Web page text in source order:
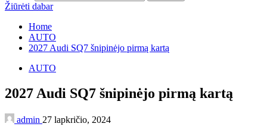
Žiūrėti dabar
Home
AUTO
2027 Audi SQ7 šnipinėjo pirmą kartą
AUTO
2027 Audi SQ7 šnipinėjo pirmą kartą
admin 27 lapkričio, 2024